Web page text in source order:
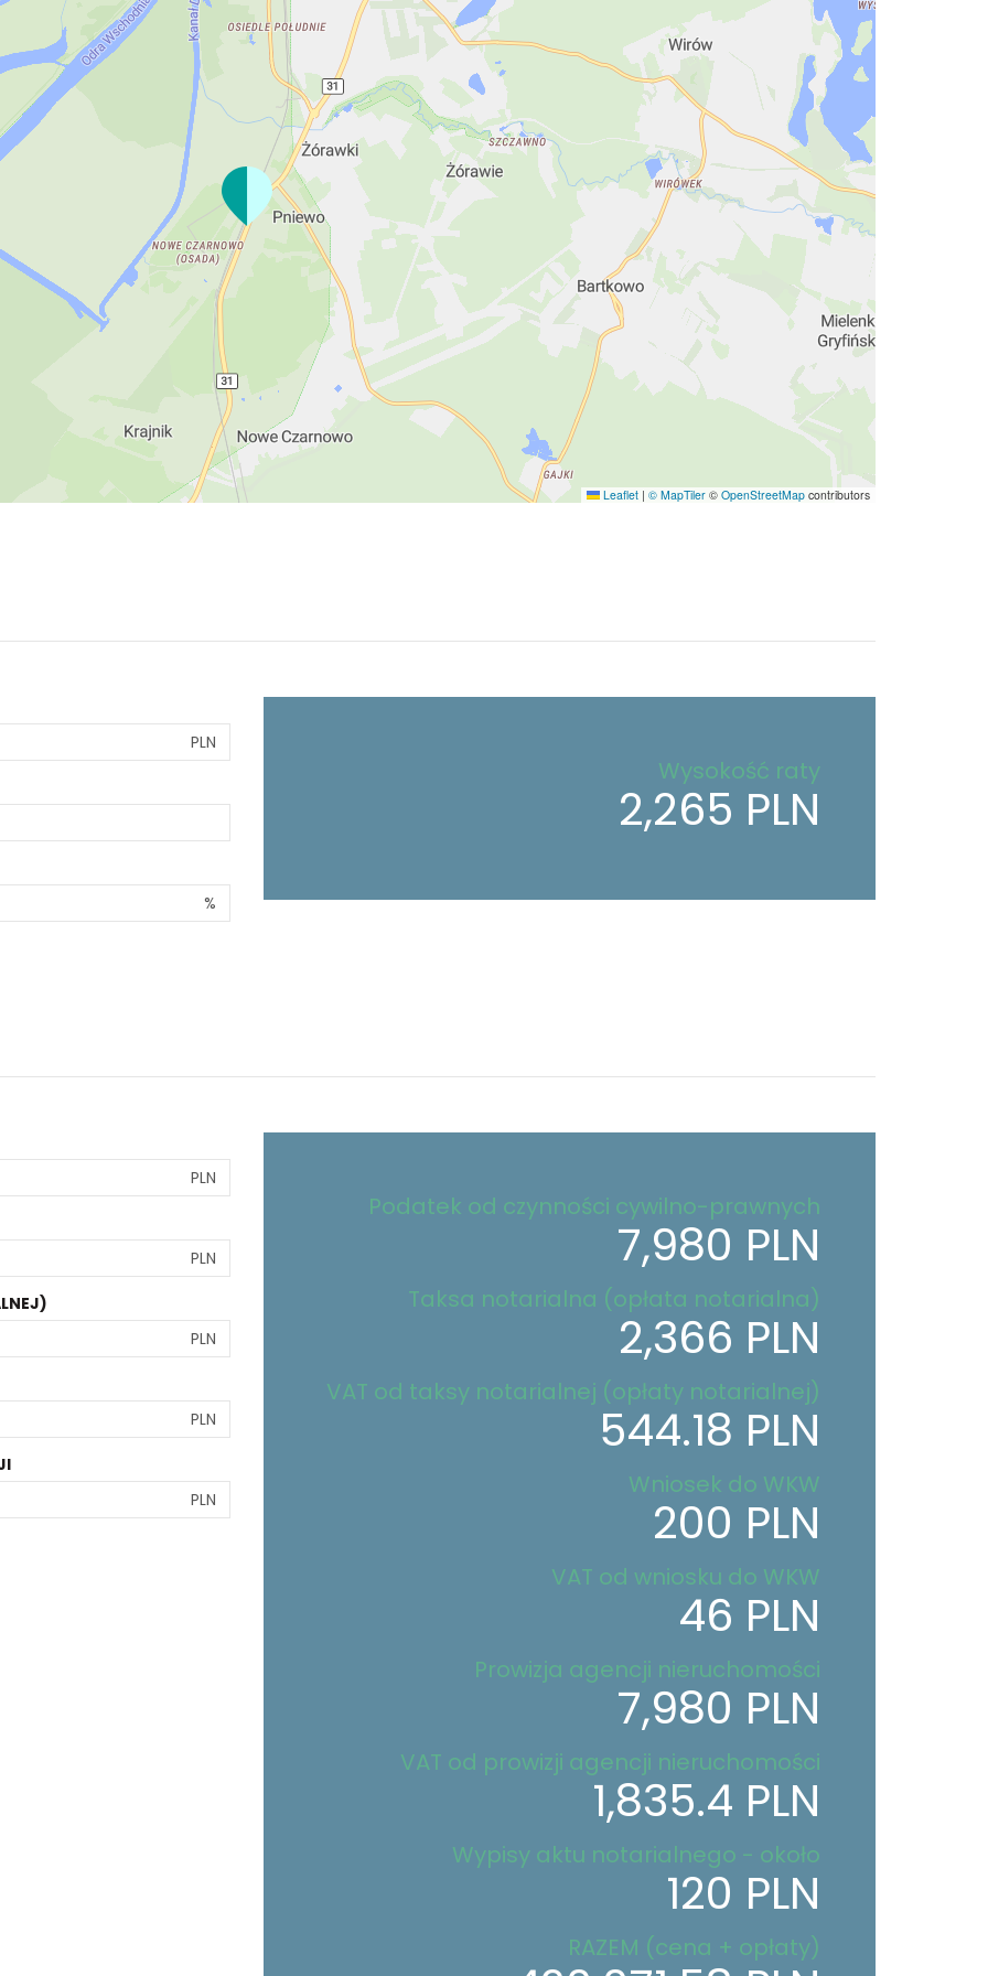
Leaflet | © MapTiler © OpenStreetMap contributors
PLN
%
Wysokość raty
2,265 PLN
PLN
PLN
PLN
PLN
PLN
Podatek od czynności cywilno-prawnych
7,980 PLN
Taksa notarialna (opłata notarialna)
2,366 PLN
VAT od taksy notarialnej (opłaty notarialnej)
544.18 PLN
Wniosek do WKW
200 PLN
VAT od wniosku do WKW
46 PLN
Prowizja agencji nieruchomości
7,980 PLN
VAT od prowizji agencji nieruchomości
1,835.4 PLN
Wypisy aktu notarialnego - około
120 PLN
RAZEM (cena + opłaty)